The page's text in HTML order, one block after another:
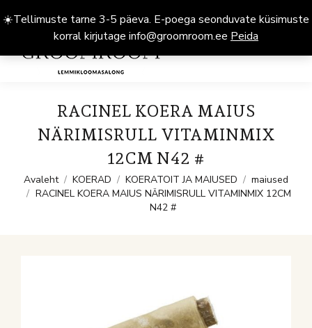
☀️Tellimuste tarne 3-5 päeva. E-poega seonduvate küsimuste
korral kirjutage info@groomroom.ee Peida
RACINEL KOERA MAIUS
NÄRIMISRULL VITAMINMIX
12CM N42 #
You are here:
Avaleht KOERAD KOERATOIT JA MAIUSED
maiused
RACINEL KOERA MAIUS NÄRIMISRULL VITAMINMIX 12CM
N42 #